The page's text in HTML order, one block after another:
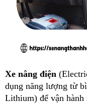
Xe nâng điện
dụng năng lượng từ
Lithium) để vận hành